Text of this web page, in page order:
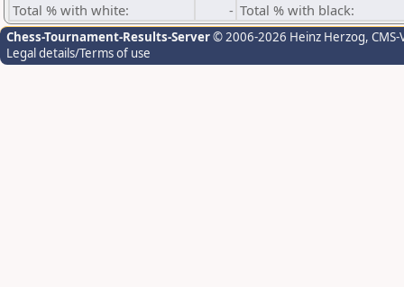
Total % with white:
- Total % with black:
Chess-Tournament-Results-Server© 2006-2026 Heinz Herzog,
Legal details/Terms of use